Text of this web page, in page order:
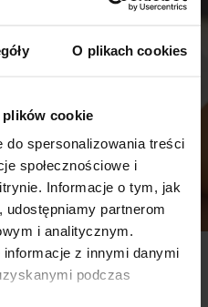
O plikach cookies
cookie
spersonalizowania treści
społecznościowe i
Informacje o tym, jak
partnerom
i analitycznym.
z innymi danymi
podczas
liczyć?
(3-5 g dziennie)